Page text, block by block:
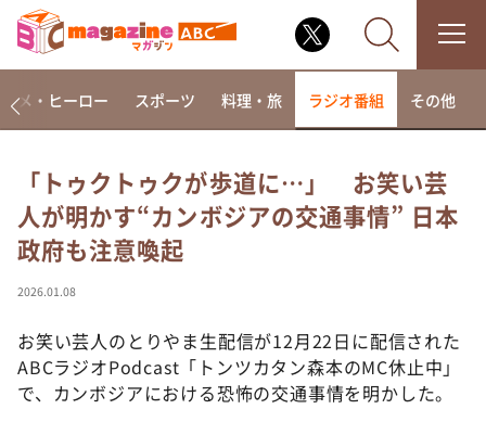
なるみ・岡村の過ぎるTV
相席食堂
これ余談なんですけど・・・
て真剣です
探偵！ナイトスクープ
news おかえり
メ・ヒーロー スポーツ 料理・旅 ラジオ番組 その他
「トゥクトゥクが歩道に…」 お笑い芸
人が明かす“カンボジアの交通事情” 日本
政府も注意喚起
2026.01.08
お笑い芸人のとりやま生配信が12月22日に配信された
ABCラジオPodcast「トンツカタン森本のMC休止中」
で、カンボジアにおける恐怖の交通事情を明かした。